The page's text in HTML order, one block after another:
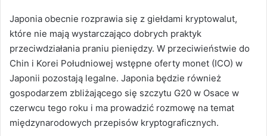
Japonia obecnie rozprawia się z giełdami kryptowalut,
które nie mają wystarczająco dobrych praktyk
przeciwdziałania praniu pieniędzy. W przeciwieństwie do
Chin i Korei Południowej wstępne oferty monet (ICO) w
Japonii pozostają legalne. Japonia będzie również
gospodarzem zbliżającego się szczytu G20 w Osace w
czerwcu tego roku i ma prowadzić rozmowę na temat
międzynarodowych przepisów kryptograficznych.